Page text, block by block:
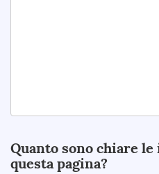
Quanto sono chiare
questa pagina?